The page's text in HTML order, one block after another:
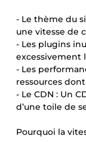
- Le thème du
une vitesse de
- Les plugins
excessivement
- Les
ressources
- Le CDN : Un
d’une toile de
Pourquoi la